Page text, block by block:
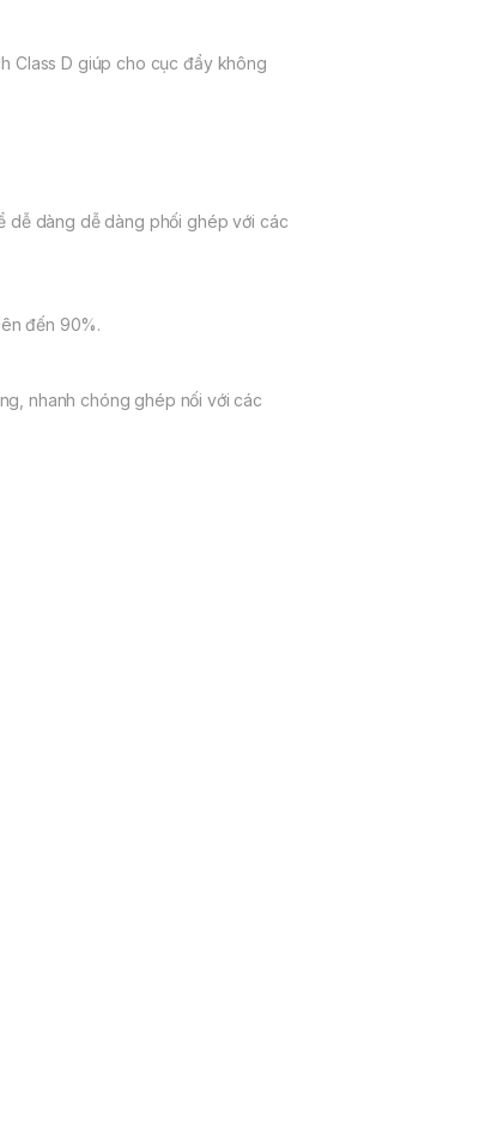
Class D giúp cho cục đẩy không
dễ dàng dễ dàng phối ghép với các
đến 90%.
nhanh chóng ghép nối với các